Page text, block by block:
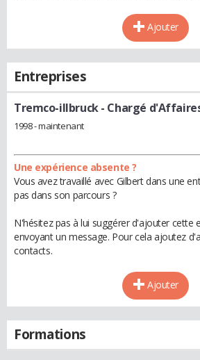
Ajouter
Entreprises
Tremco-illbruck- Chargé
1998 - maintenant
Une expérience absente ?
Vous avez travaillé avec Gilbert dans une
pas dans son parcours ?
N'hésitez pas à lui suggérer d'ajouter cette
envoyant un message. Pour cela ajoutez
contacts.
Ajouter
Formations